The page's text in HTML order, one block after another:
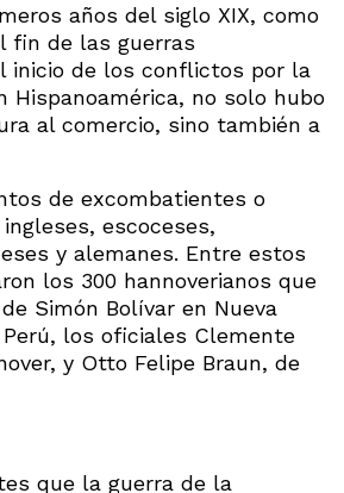
años del siglo XIX, como
fin de las guerras
inicio de los conflictos por la
Hispanoamérica, no solo hubo
al comercio, sino también a
de excombatientes o
escoceses,
y alemanes. Entre estos
los 300 hannoverianos que
Simón Bolívar en Nueva
los oficiales Clemente
y Otto Felipe Braun, de
que la guerra de la